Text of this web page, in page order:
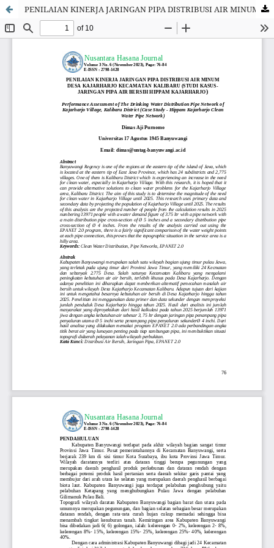
PENILAIAN KINERJA JARINGAN PIPA DISTRIBUSI AIR MINUM DESA KAJARHARJO KECAMATAN KALIBARU (STUDI KASUS-JARINGAN PIPA AIR BERSIH HIPPAM KAJARHARJO)